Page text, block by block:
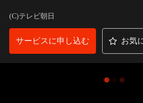
(C)テレビ朝日
サービスに申し込む お気